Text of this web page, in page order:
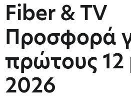
Fiber & TV
Προσφορά
πρώτους 12
2026